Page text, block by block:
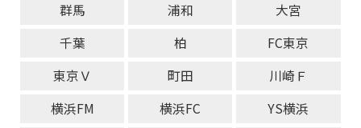
群馬
浦和
大宮
千葉
柏
FC東京
東京Ｖ
町田
川崎Ｆ
横浜FM
横浜FC
YS横浜